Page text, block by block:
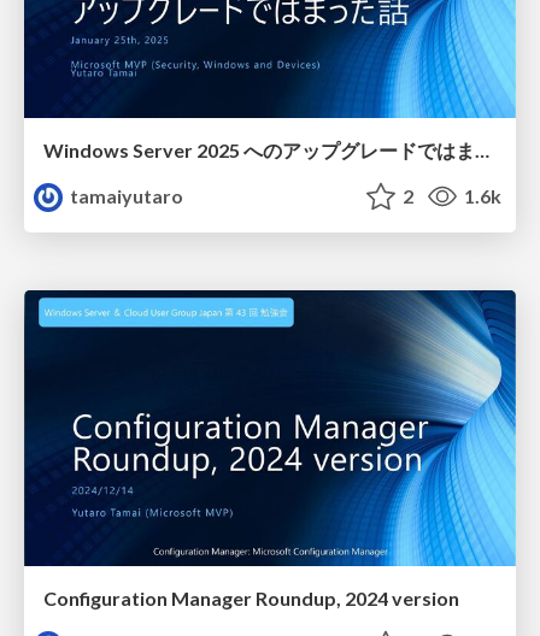
Windows Server 2025 へのアップグレードではまった話
tamaiyutaro
2 1.6k
Configuration Manager Roundup, 2024 version